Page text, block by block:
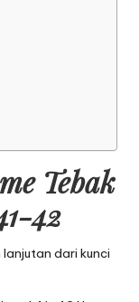
Tebak
42
lanjutan dari kunci